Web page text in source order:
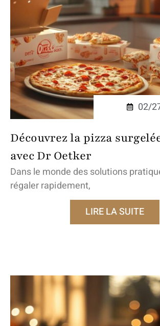
02/
Découvrez la pizza
avec Dr Oetker
Dans le monde des solutions
régaler rapidement,
LIRE LA SUITE